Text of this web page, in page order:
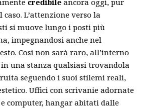
L’attenzione verso la
si muove lungo i posti più
impegnandosi anche nel
Così non sarà raro, all’interno
in una stanza qualsiasi trovandola
seguendo i suoi stilemi reali,
Uffici con scrivanie adornate
computer, hangar abitati dalle